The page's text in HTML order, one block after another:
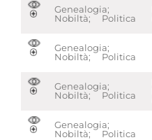
Genealogia;
Nobiltà; Politica
Genealogia;
Nobiltà; Politica
Genealogia;
Nobiltà; Politica
Genealogia;
Nobiltà; Politica